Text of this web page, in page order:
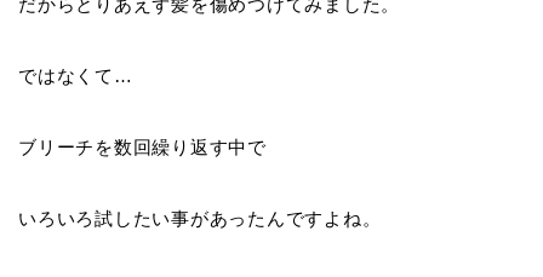
だからとりあえず髪を傷めつけてみました。
ではなくて…
ブリーチを数回繰り返す中で
いろいろ試したい事があったんですよね。